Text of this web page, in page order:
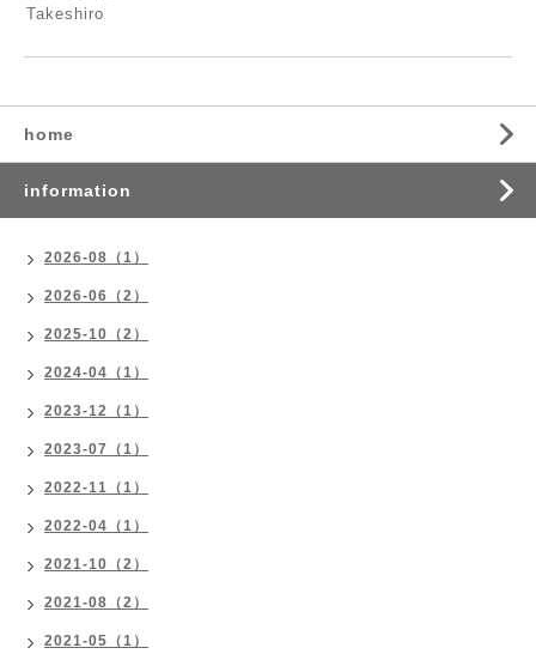
Takeshiro
home
information
2026-08（1）
2026-06（2）
2025-10（2）
2024-04（1）
2023-12（1）
2023-07（1）
2022-11（1）
2022-04（1）
2021-10（2）
2021-08（2）
2021-05（1）